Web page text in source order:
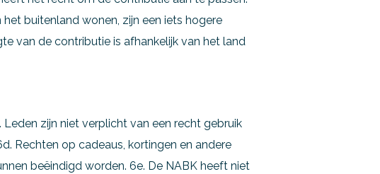
buitenland wonen, zijn een iets hogere
van de contributie is afhankelijk van het land
zijn niet verplicht van een recht gebruik
Rechten op cadeaus, kortingen en andere
beëindigd worden. 6e. De NABK heeft niet